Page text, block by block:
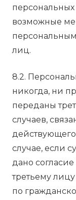
возможные
лиц.
8.2.
никогда, ни
переданы
случаев,
действующего
случае, если
дано
третьему
по